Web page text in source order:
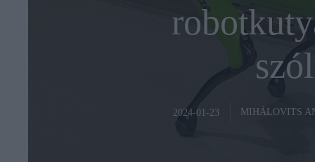
2024-01-23 MIHÁLOVITS